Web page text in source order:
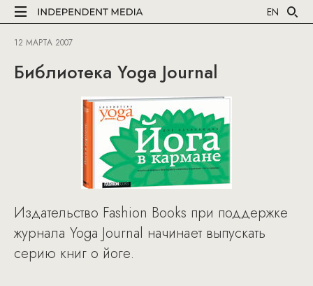
EN
12 МАРТА 2007
Библиотека Yoga Journal
Издательство Fashion Books при поддержке
журнала Yoga Journal начинает выпускать
серию книг о йоге.